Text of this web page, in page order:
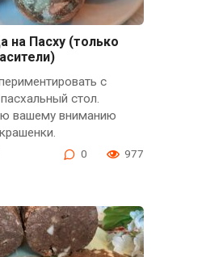
на Пасху (только
с
стол.
вашему вниманию
0 977